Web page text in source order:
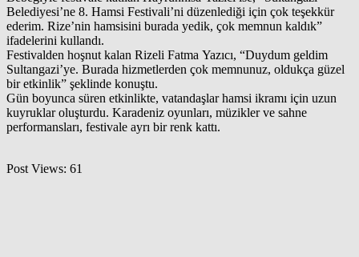
Belediyesi’ne 8. Hamsi Festivali’ni düzenlediği için çok teşekkür
ederim. Rize’nin hamsisini burada yedik, çok memnun kaldık”
ifadelerini kullandı.
Festivalden hoşnut kalan Rizeli Fatma Yazıcı, “Duydum geldim
Sultangazi’ye. Burada hizmetlerden çok memnunuz, oldukça güzel
bir etkinlik” şeklinde konuştu.
Gün boyunca süren etkinlikte, vatandaşlar hamsi ikramı için uzun
kuyruklar oluşturdu. Karadeniz oyunları, müzikler ve sahne
performansları, festivale ayrı bir renk kattı.
Post Views: 61